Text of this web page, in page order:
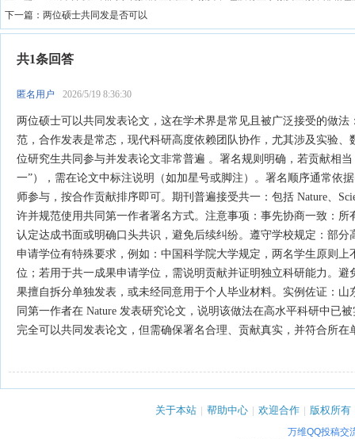
下一篇： 两位硕士共同发是否可以
共1条回答
匿名用户 2026/5/19 8:36:30
两位硕士可以共同发表论文‌，这在学术界是常见且被广泛接受的做法
范，合作发表是常态‌，现代科研高度依赖团队协作，尤其涉及实验、
位研究生共同参与并发表论文非常普遍 ‌‌。署名规则明确‌，若贡献相
一”），需在论文中标注说明（如加星号或脚注）‌‌。署名顺序通常依
师参与，按合作贡献排序即可。期刊普遍接受共一‌：包括 Nature、
许并规范使用共同第一作者署名方式。注意事项：事先协商一致‌：所
认定达成书面或明确口头共识，避免后续纠纷。遵守学校规定‌：部分
申请学位有特殊要求，例如：中国科学院大学规定，‌两名学生原则上
位‌；若用于共一成果申请学位，需说明贡献并证明独立科研能力。避
果擅自拆分单独发表，或未经同意用于个人毕业材料‌‌。实例佐证：山
同第一作者‌在 Nature 发表研究论文，说明该做法在高水平科研中已
完全可以共同发表论文‌，但需确保署名合理、贡献真实，并符合所在
关于本站 | 帮助中心 | 欢迎合作 | 版权所有
万维QQ投稿交